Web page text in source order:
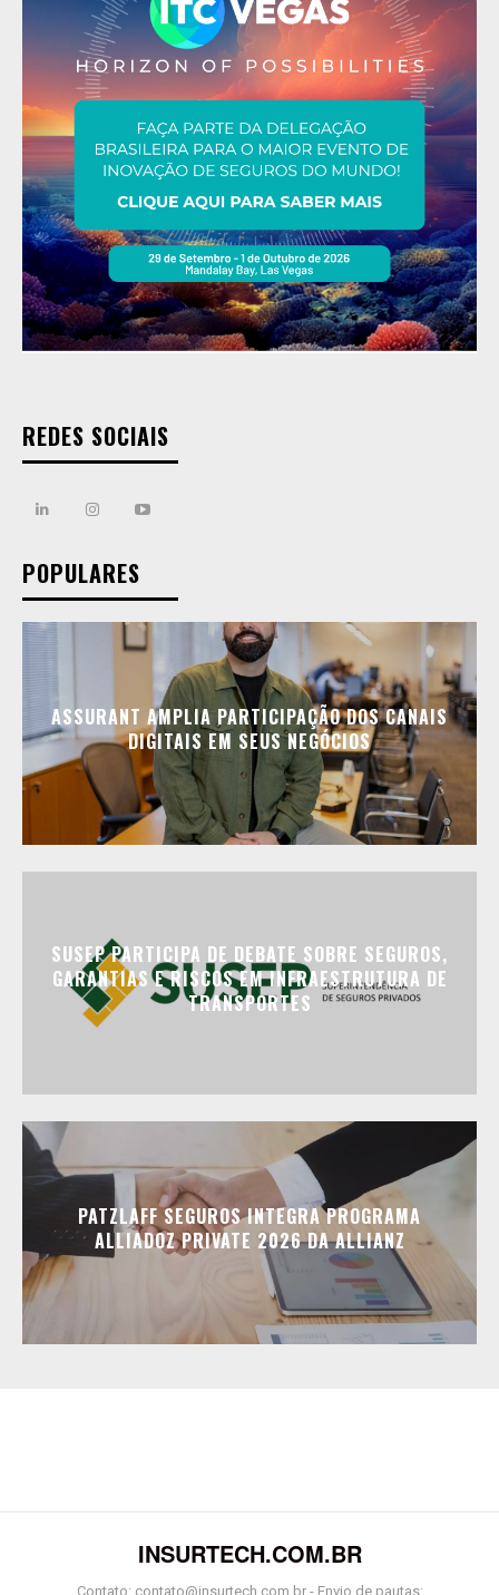
REDES SOCIAIS
POPULARES
ASSURANT AMPLIA PARTICIPAÇÃO DOS CANAIS
DIGITAIS EM SEUS NEGÓCIOS
SUSEP PARTICIPA DE DEBATE SOBRE SEGUROS,
GARANTIAS E RISCOS EM INFRAESTRUTURA DE
TRANSPORTES
PATZLAFF SEGUROS INTEGRA PROGRAMA
ALLIADOZ PRIVATE 2026 DA ALLIANZ
INSURTECH.COM.BR
Contato: contato@insurtech.com.br - Envio de pautas: